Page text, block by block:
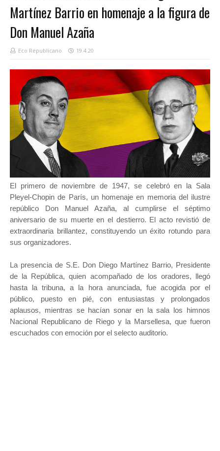
Martínez Barrio en homenaje a la figura de
Don Manuel Azaña
Eco Republicano 19.4.20
El primero de noviembre de 1947, se celebró en la Sala
Pleyel-Chopin de París, un homenaje en memoria del ilustre
repúblico Don Manuel Azaña, al cumplirse el séptimo
aniversario de su muerte en el destierro. El acto revistió de
extraordinaria brillantez, constituyendo un éxito rotundo para
sus organizadores.
La presencia de S.E. Don Diego Martínez Barrio, Presidente
de la República, quien acompañado de los oradores, llegó
hasta la tribuna, a la hora anunciada, fue acogida por el
público, puesto en pié, con entusiastas y prolongados
aplausos, mientras se hacían sonar en la sala los himnos
Nacional Republicano de Riego y la Marsellesa, que fueron
escuchados con emoción por el selecto auditorio.